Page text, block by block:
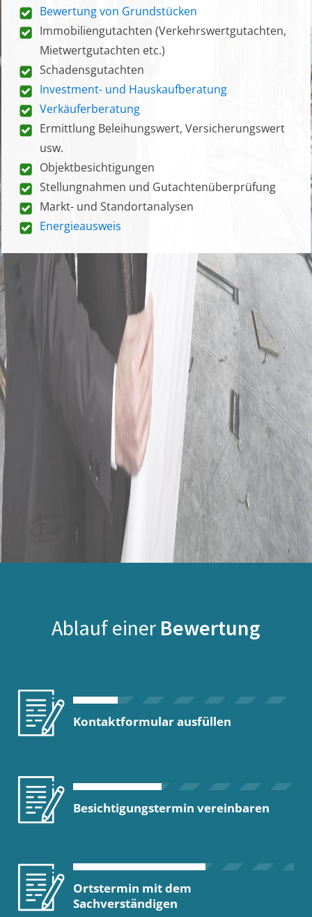
Bewertung von Grundstücken
Immobiliengutachten (Verkehrswertgutachten,
Mietwertgutachten etc.)
Schadensgutachten
Investment- und Hauskaufberatung
Verkäuferberatung
Ermittlung Beleihungswert, Versicherungswert
usw.
Objektbesichtigungen
Stellungnahmen und Gutachtenüberprüfung
Markt- und Standortanalysen
Energieausweis
Ablauf einer Bewertung
Kontaktformular ausfüllen
Besichtigungstermin vereinbaren
Ortstermin mit dem
Sachverständigen